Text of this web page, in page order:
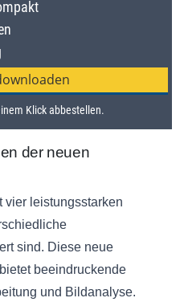
der neuen
vier leistungsstarken
sind. Diese neue
beeindruckende
und Bildanalyse.